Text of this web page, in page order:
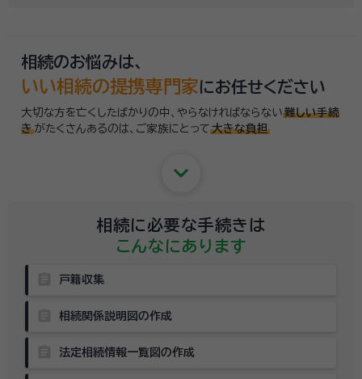
相続のお悩みは、
いい相続の提携専門家にお任せください
大切な方を亡くしたばかりの中、やらなければならない 難しい手続
き がたくさんあるのは、 ご家族にとって 大きな負担
keyboard_arrow_down
相続に必要な手続きは
こんなにあります
戸籍収集
相続関係説明図の作成
法定相続情報一覧図の作成